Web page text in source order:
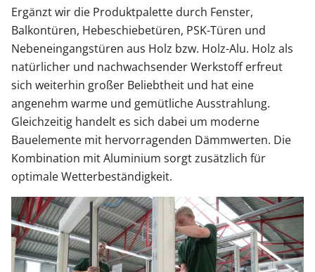
Ergänzt wir die Produktpalette durch Fenster,
Balkontüren, Hebeschiebetüren, PSK-Türen und
Nebeneingangstüren aus Holz bzw. Holz-Alu. Holz als
natürlicher und nachwachsender Werkstoff erfreut
sich weiterhin großer Beliebtheit und hat eine
angenehm warme und gemütliche Ausstrahlung.
Gleichzeitig handelt es sich dabei um moderne
Bauelemente mit hervorragenden Dämmwerten. Die
Kombination mit Aluminium sorgt zusätzlich für
optimale Wetterbeständigkeit.